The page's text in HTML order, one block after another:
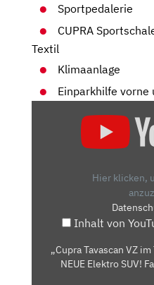
Sportpedalerie
CUPRA
Textil
Klimaanlage
Einparkhilfe vorne
TAVASCAN
FAHREN
Hier klicken,
Inhalt von
„Cupra Tavascan VZ
NEUE Elektro SUV!